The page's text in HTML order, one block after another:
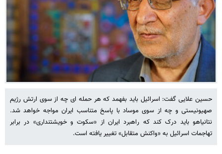
حسین علایی گفت: اسرائیل باید بفهمد که هر حمله ای چه از سوی ارتش رژیم
صهیونیستی و چه از سوی موساد با پاسخ متناسب ایران مواجه خواهد شد.
نتانیاهو باید درک کند که راهبرد ایران از «سکوت و خویشتنداری» در برابر
تهاجمات اسرائیل به «واکنش متقابل» تغییر یافته است.